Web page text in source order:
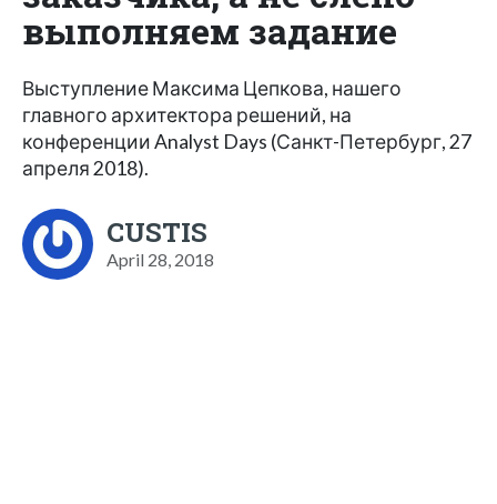
выполняем задание
Выступление Максима Цепкова, нашего
главного архитектора решений, на
конференции Analyst Days (Санкт-Петербург, 27
апреля 2018).
CUSTIS
April 28, 2018